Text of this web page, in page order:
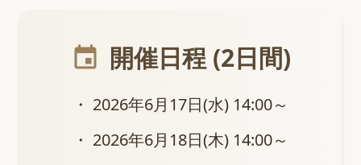
event 開催日程 (2日間)
・ 2026年6月17日(水) 14:00～
・ 2026年6月18日(木) 14:00～